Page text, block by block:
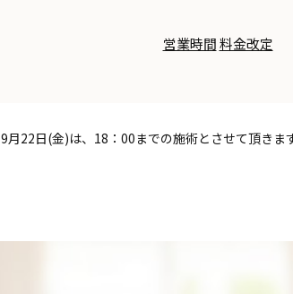
営業時間料金改定
9月22日(金)は、18：00までの施術とさせて頂きま